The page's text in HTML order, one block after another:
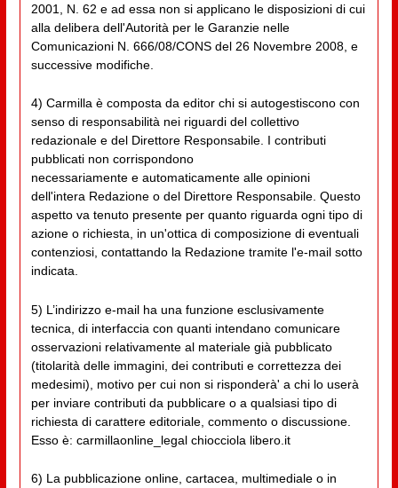
2001, N. 62 e ad essa non si applicano le disposizioni di cui
alla delibera dell'Autorità per le Garanzie nelle
Comunicazioni N. 666/08/CONS del 26 Novembre 2008, e
successive modifiche.
4) Carmilla è composta da editor chi si autogestiscono con
senso di responsabilità nei riguardi del collettivo
redazionale e del Direttore Responsabile. I contributi
pubblicati non corrispondono
necessariamente e automaticamente alle opinioni
dell'intera Redazione o del Direttore Responsabile. Questo
aspetto va tenuto presente per quanto riguarda ogni tipo di
azione o richiesta, in un'ottica di composizione di eventuali
contenziosi, contattando la Redazione tramite l'e-mail sotto
indicata.
5) L’indirizzo e-mail ha una funzione esclusivamente
tecnica, di interfaccia con quanti intendano comunicare
osservazioni relativamente al materiale già pubblicato
(titolarità delle immagini, dei contributi e correttezza dei
medesimi), motivo per cui non si risponderà' a chi lo userà
per inviare contributi da pubblicare o a qualsiasi tipo di
richiesta di carattere editoriale, commento o discussione.
Esso è: carmillaonline_legal chiocciola libero.it
6) La pubblicazione online, cartacea, multimediale o in